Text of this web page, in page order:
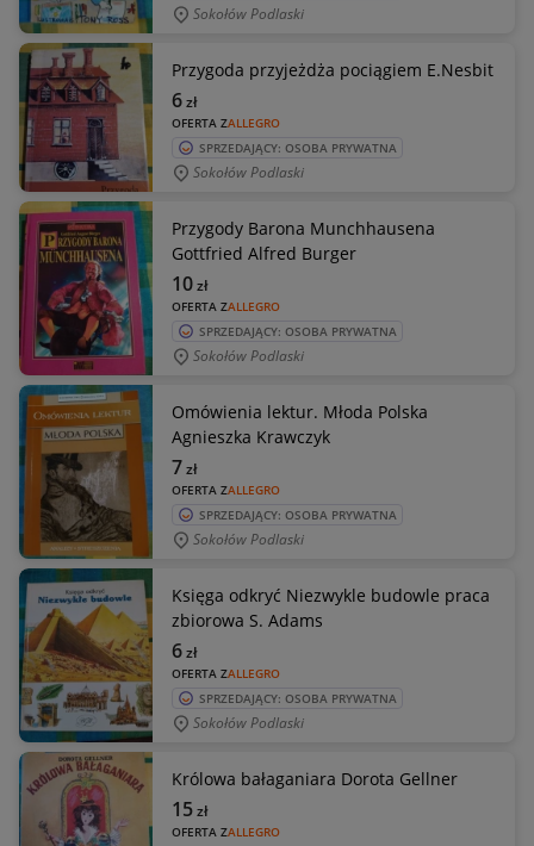
Sokołów Podlaski
Przygoda przyjeżdża pociągiem E.Nesbit
OFERTA ZALLEGRO
6zł
SPRZEDAJĄCY: OSOBA PRYWATNA
Sokołów Podlaski
Przygody Barona Munchhausena
Gottfried Alfred Burger
OFERTA ZALLEGRO
10zł
SPRZEDAJĄCY: OSOBA PRYWATNA
Sokołów Podlaski
Omówienia lektur. Młoda Polska
Agnieszka Krawczyk
OFERTA ZALLEGRO
7zł
SPRZEDAJĄCY: OSOBA PRYWATNA
Sokołów Podlaski
Księga odkryć Niezwykle budowle praca
zbiorowa S. Adams
OFERTA ZALLEGRO
6zł
SPRZEDAJĄCY: OSOBA PRYWATNA
Sokołów Podlaski
Królowa bałaganiara Dorota Gellner
OFERTA ZALLEGRO
15zł